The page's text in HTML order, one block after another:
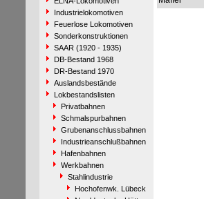
Industrielokomotiven
Feuerlose Lokomotiven
Sonderkonstruktionen
SAAR (1920 - 1935)
DB-Bestand 1968
DR-Bestand 1970
Auslandsbestände
Lokbestandslisten
Privatbahnen
Schmalspurbahnen
Grubenanschlussbahnen
Industrieanschlußbahnen
Hafenbahnen
Werkbahnen
Stahlindustrie
Hochofenwk. Lübeck